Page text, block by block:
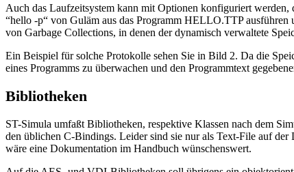
Auch das Laufzeitsystem kann mit Optionen konfiguriert
“hello -p“ von Guläm aus das Programm HELLO.TTP
von Garbage Collections, in denen der dynamisch verwaltete
Ein Beispiel für solche Protokolle sehen Sie in Bild 2. Da die
eines Programms zu überwachen und den Programmtext
Bibliotheken
ST-Simula umfaßt Bibliotheken, respektive Klassen nach dem
den üblichen C-Bindings. Leider sind sie nur als Text-File auf
wäre eine Dokumentation im Handbuch wünschenswert.